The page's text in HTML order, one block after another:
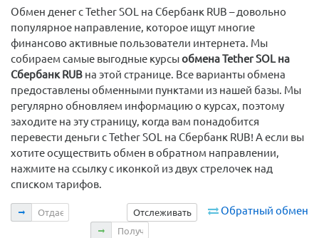
Обмен денег с Tether SOL на Сбербанк RUB – довольно
популярное направление, которое ищут многие
финансово активные пользователи интернета. Мы
собираем самые выгодные курсыобмена Tether SOL на
Сбербанк RUB на этой странице. Все варианты обмена
предоставлены обменными пунктами из нашей базы. Мы
регулярно обновляем информацию о курсах, поэтому
заходите на эту страницу, когда вам понадобится
перевести деньги с Tether SOL на Сбербанк RUB! А если вы
хотите осуществить обмен в обратном направлении,
нажмите на ссылку с иконкой из двух стрелочек над
списком тарифов.
Обратный обмен
Отслеживать
Отдаете
Получаете